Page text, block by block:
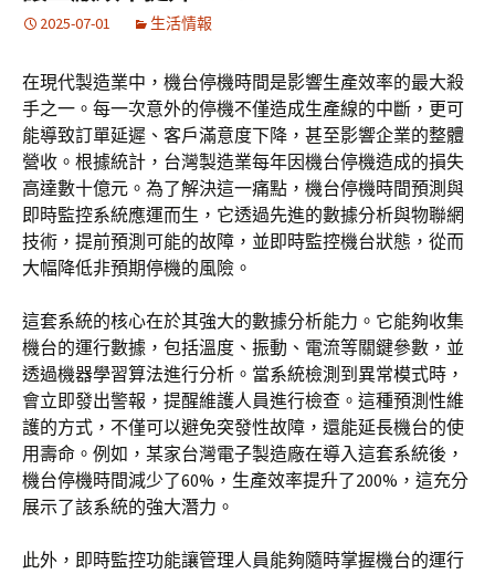
2025-07-01 生活情報
在現代製造業中，機台停機時間是影響生產效率的最大殺
手之一。每一次意外的停機不僅造成生產線的中斷，更可
能導致訂單延遲、客戶滿意度下降，甚至影響企業的整體
營收。根據統計，台灣製造業每年因機台停機造成的損失
高達數十億元。為了解決這一痛點，機台停機時間預測與
即時監控系統應運而生，它透過先進的數據分析與物聯網
技術，提前預測可能的故障，並即時監控機台狀態，從而
大幅降低非預期停機的風險。
這套系統的核心在於其強大的數據分析能力。它能夠收集
機台的運行數據，包括溫度、振動、電流等關鍵參數，並
透過機器學習算法進行分析。當系統檢測到異常模式時，
會立即發出警報，提醒維護人員進行檢查。這種預測性維
護的方式，不僅可以避免突發性故障，還能延長機台的使
用壽命。例如，某家台灣電子製造廠在導入這套系統後，
機台停機時間減少了60%，生產效率提升了200%，這充分
展示了該系統的強大潛力。
此外，即時監控功能讓管理人員能夠隨時掌握機台的運行